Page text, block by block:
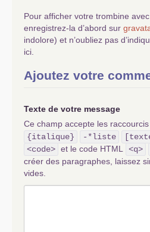
Pour afficher votre trombine
enregistrez-la d’abord sur
indolore) et n’oubliez pas
ici.
Ajoutez votre
Texte de votre message
Ce champ accepte les raccourcis
{italique}
-*liste
<code> et le code HTML <q>
créer des paragraphes, laissez
vides.